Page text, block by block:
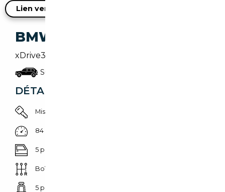
Lien vers l'annonce du vendeur
BMW X5
xDrive30d M Sport | AHK | Driv.Assist. Prof. | 360
Suv/4x4/pick-up
DÉTAILS DU VÉHICULE
Mise en circulation 01/01/2022
84 608 km
5 portes
Boîte automatique
5 places